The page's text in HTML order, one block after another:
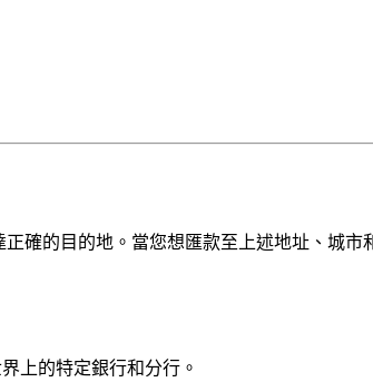
確的目的地。當您想匯款至上述地址、
上的特定銀行和分行。